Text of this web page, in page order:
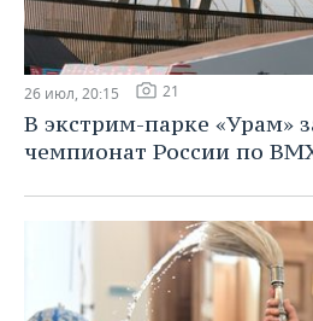
26 июл, 20:15 21
В экстрим-парке «Урам»
чемпионат России по